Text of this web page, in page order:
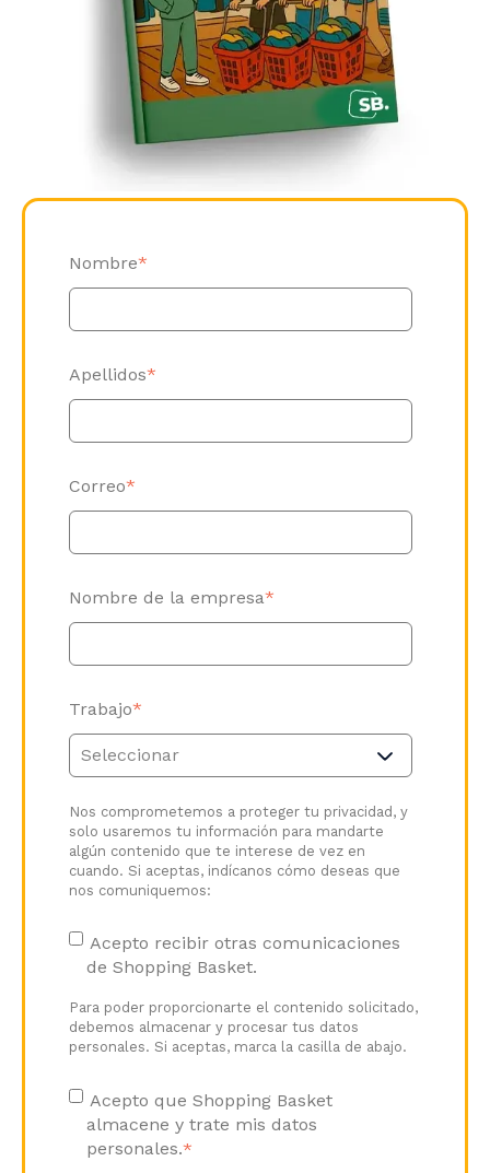
Nombre*
Apellidos*
Correo*
Nombre de la empresa*
Trabajo*
Nos comprometemos a proteger tu privacidad, y
solo usaremos tu información para mandarte
algún contenido que te interese de vez en
cuando. Si aceptas, indícanos cómo deseas que
nos comuniquemos:
Acepto recibir otras comunicaciones
de Shopping Basket.
Para poder proporcionarte el contenido solicitado,
debemos almacenar y procesar tus datos
personales. Si aceptas, marca la casilla de abajo.
Acepto que Shopping Basket
almacene y trate mis datos
personales.*